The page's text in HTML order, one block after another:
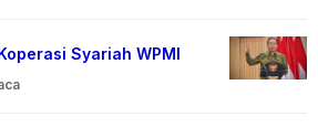
Syariah WPMI